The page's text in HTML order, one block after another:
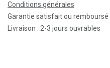
Conditions générales
Garantie satisfait ou remboursé
Livraison : 2-3 jours ouvrables